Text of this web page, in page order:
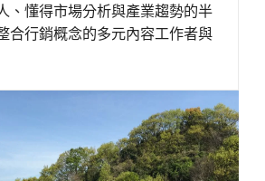
、懂得市場分析與產業趨勢的半
合行銷概念的多元內容工作者與